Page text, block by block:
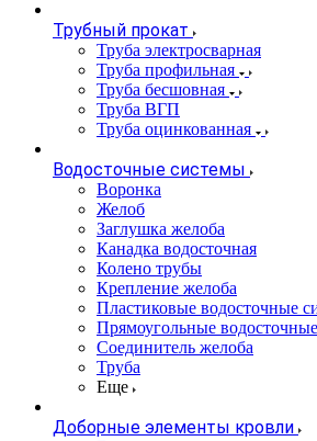
Трубный прокат
Труба электросварная
Труба профильная
Труба бесшовная
Труба ВГП
Труба оцинкованная
Водосточные системы
Воронка
Желоб
Заглушка желоба
Канадка водосточная
Колено трубы
Крепление желоба
Пластиковые водосточные
Прямоугольные
Соединитель желоба
Труба
Еще
Доборные элементы кровли